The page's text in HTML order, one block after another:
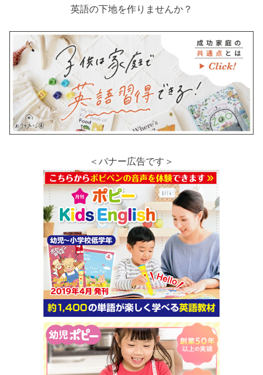
英語の下地を作りませんか？
＜バナー広告です＞